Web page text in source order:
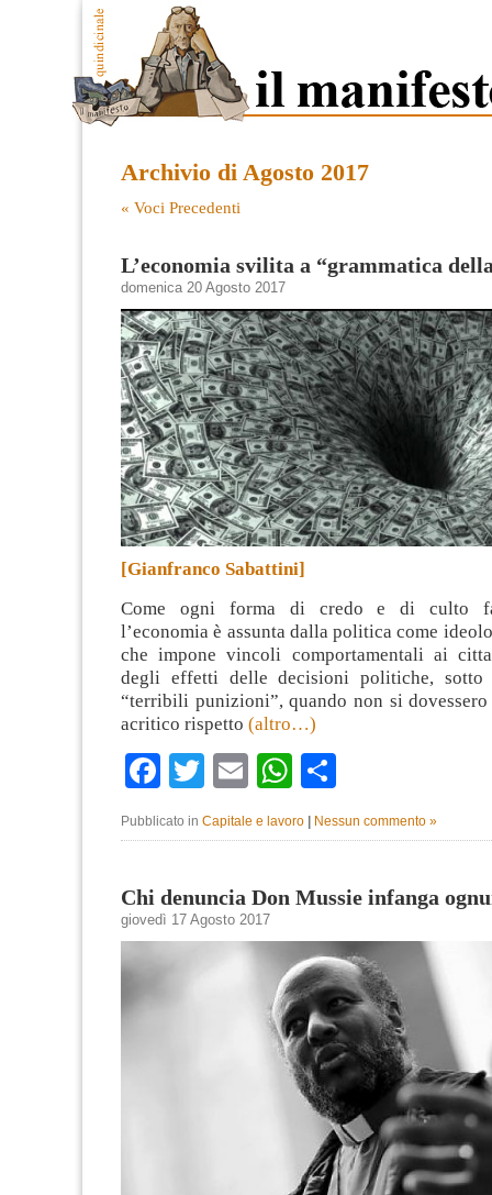
Archivio di Agosto 2017
« Voci Precedenti
L’economia svilita a “grammatica
domenica 20 Agosto 2017
[Gianfranco Sabattini]
Come ogni forma di credo e di culto
l’economia è assunta dalla politica come
che impone vincoli comportamentali ai
degli effetti delle decisioni politiche,
“terribili punizioni”, quando non si
acritico rispetto (altro…)
Facebook
TwitterEmailWhatsApp
Pubblicato in Capitale e lavoro Nessun commento »
Chi denuncia Don Mussie infanga
giovedì 17 Agosto 2017